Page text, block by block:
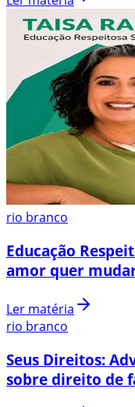
rio branco
Educação
amor quer
Ler matéria
rio branco
Seus Direitos:
sobre direito de